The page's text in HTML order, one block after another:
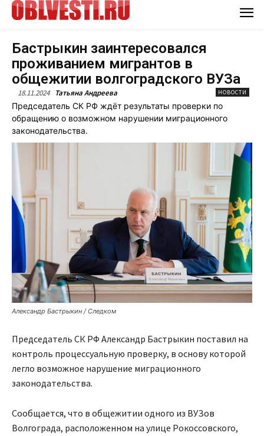
Бастрыкин заинтересовался
проживанием мигрантов в
общежитии волгоградского ВУЗа
18.11.2024 Татьяна Андреева НОВОСТИ
Председатель СК РФ ждёт результаты проверки по
обращению о возможном нарушении миграционного
законодательства.
Александр Бастрыкин / Следком
Председатель СК РФ Александр Бастрыкин поставил на
контроль процессуальную проверку, в основу которой
легло возможное нарушение миграционного
законодательства.
Сообщается, что в общежитии одного из ВУЗов
Волгограда, расположенном на улице Рокоссовского,